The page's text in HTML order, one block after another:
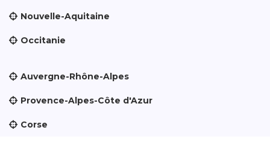
Nouvelle-Aquitaine
Occitanie
Auvergne-Rhône-Alpes
Provence-Alpes-Côte d'Azur
Corse